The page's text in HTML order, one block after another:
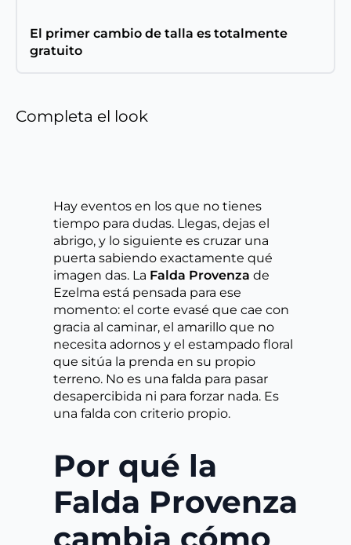
El primer cambio de talla es totalmente
gratuito
Completa el look
Hay eventos en los que no tienes
tiempo para dudas. Llegas, dejas el
abrigo, y lo siguiente es cruzar una
puerta sabiendo exactamente qué
imagen das. La Falda Provenza de
Ezelma está pensada para ese
momento: el corte evasé que cae con
gracia al caminar, el amarillo que no
necesita adornos y el estampado floral
que sitúa la prenda en su propio
terreno. No es una falda para pasar
desapercibida ni para forzar nada. Es
una falda con criterio propio.
Por qué la
Falda Provenza